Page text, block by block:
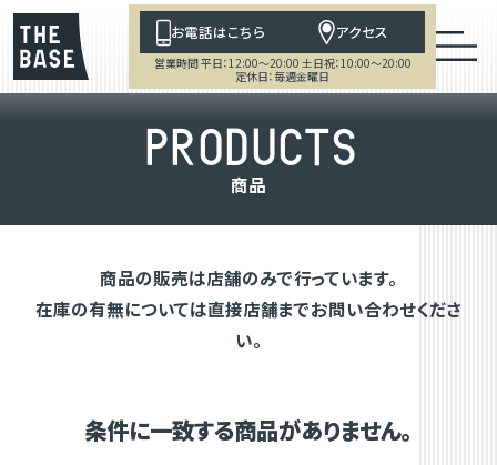
お電話はこちら アクセス
営業時間 平日：12:00～20:00 土日祝：10:00～20:00
定休日：毎週金曜日
PRODUCTS
商品
商品の販売は店舗のみで行っています。
在庫の有無については直接店舗までお問い合わせくださ
い。
条件に一致する商品がありません。